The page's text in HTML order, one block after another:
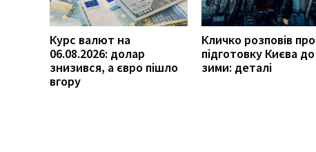
Курс валют на
06.08.2026: долар
знизився, а євро пішло
вгору
Кличко розповів про
підготовку Києва до
зими: деталі